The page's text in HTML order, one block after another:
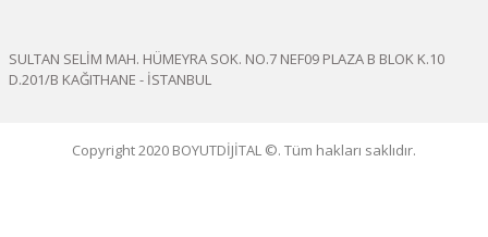
SULTAN SELİM MAH. HÜMEYRA SOK. NO.7 NEF09 PLAZA B BLOK K.10
D.201/B KAĞITHANE - İSTANBUL
Copyright 2020 BOYUTDİJİTAL ©. Tüm hakları saklıdır.